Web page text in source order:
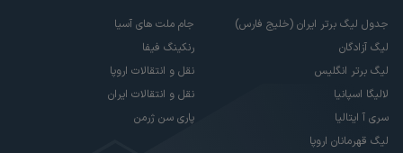
جدول لیگ برتر ایران (خلیج فارس)
لیگ آزادگان
لیگ برتر انگلیس
لالیگا اسپانیا
سری آ ایتالیا
لیگ قهرمانان اروپا
جام ملت های آسیا
رنکینگ فیفا
نقل و انتقالات اروپا
نقل و انتقالات ایران
پاری سن ژرمن